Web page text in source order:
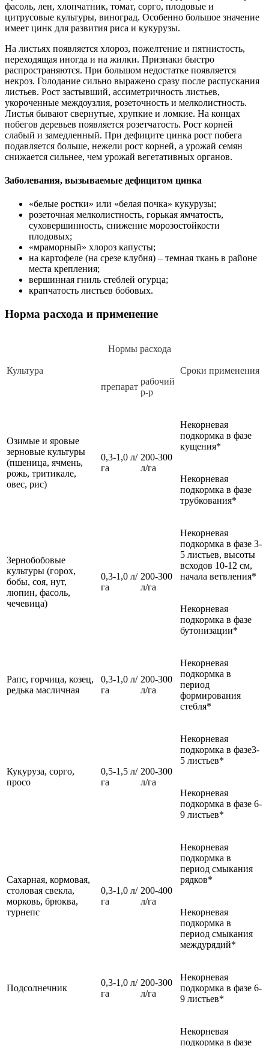
фасоль, лен, хлопчатник, томат, сорго, плодовые и
цитрусовые культуры, виноград. Особенно большое значение
имеет цинк для развития риса и кукурузы.
На листьях появляется хлороз, пожелтение и пятнистость,
переходящая иногда и на жилки. Признаки быстро
распространяются. При большом недостатке появляется
некроз. Голодание сильно выражено сразу после распускания
листьев. Рост застывший, ассиметричность листьев,
укороченные междоузлия, розеточность и мелколистность.
Листья бывают свернутые, хрупкие и ломкие. На концах
побегов деревьев появляется розетчатость. Рост корней
слабый и замедленный. При дефиците цинка рост побега
подавляется больше, нежели рост корней, а урожай семян
снижается сильнее, чем урожай вегетативных органов.
Заболевания, вызываемые дефицитом цинка
«белые ростки» или «белая почка» кукурузы;
розеточная мелколистность, горькая ямчатость,
суховершинность, снижение морозостойкости
плодовых;
«мраморный» хлороз капусты;
на картофеле (на срезе клубня) – темная ткань в районе
места крепления;
вершинная гниль стеблей огурца;
крапчатость листьев бобовых.
Норма расхода и применение
Культура
Нормы расхода
Сроки применения
препарат
рабочий
р-р
Озимые и яровые
зерновые культуры
(пшеница, ячмень,
рожь, тритикале,
овес, рис)
0,3-1,0 л/
га
200-300
л/га
Некорневая
подкормка в фазе
кущения*
Некорневая
подкормка в фазе
трубкования*
Зернобобовые
культуры (горох,
бобы, соя, нут,
люпин, фасоль,
чечевица)
0,3-1,0 л/
га
200-300
л/га
Некорневая
подкормка в фазе 3-
5 листьев, высоты
всходов 10-12 см,
начала ветвления*
Некорневая
подкормка в фазе
бутонизации*
Рапс, горчица, козец,
редька масличная
0,3-1,0 л/
га
200-300
л/га
Некорневая
подкормка в
период
формирования
стебля*
Кукуруза, сорго,
просо
0,5-1,5 л/
га
200-300
л/га
Некорневая
подкормка в фазе3-
5 листьев*
Некорневая
подкормка в фазе 6-
9 листьев*
Сахарная, кормовая,
столовая свекла,
морковь, брюква,
турнепс
0,3-1,0 л/
га
200-400
л/га
Некорневая
подкормка в
период смыкания
рядков*
Некорневая
подкормка в
период смыкания
междурядий*
Подсолнечник
0,3-1,0 л/
га
200-300
л/га
Некорневая
подкормка в фазе 6-
9 листьев*
Некорневая
подкормка в фазе